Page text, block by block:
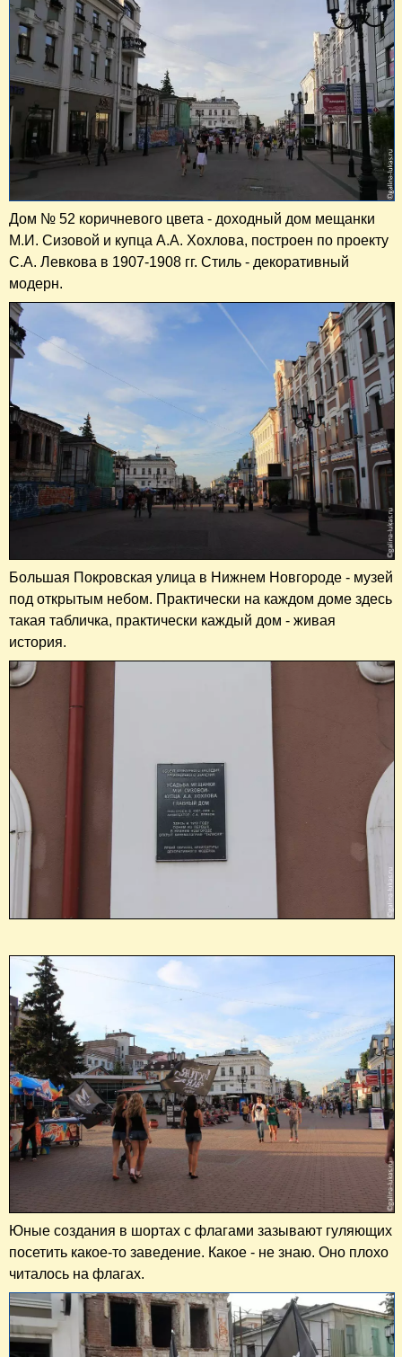
Дом № 52 коричневого цвета - доходный дом мещанки
М.И. Сизовой и купца А.А. Хохлова, построен по проекту
С.А. Левкова в 1907-1908 гг. Стиль - декоративный
модерн.
Большая Покровская улица в Нижнем Новгороде - музей
под открытым небом. Практически на каждом доме здесь
такая табличка, практически каждый дом - живая
история.
Юные создания в шортах с флагами зазывают гуляющих
посетить какое-то заведение. Какое - не знаю. Оно плохо
читалось на флагах.